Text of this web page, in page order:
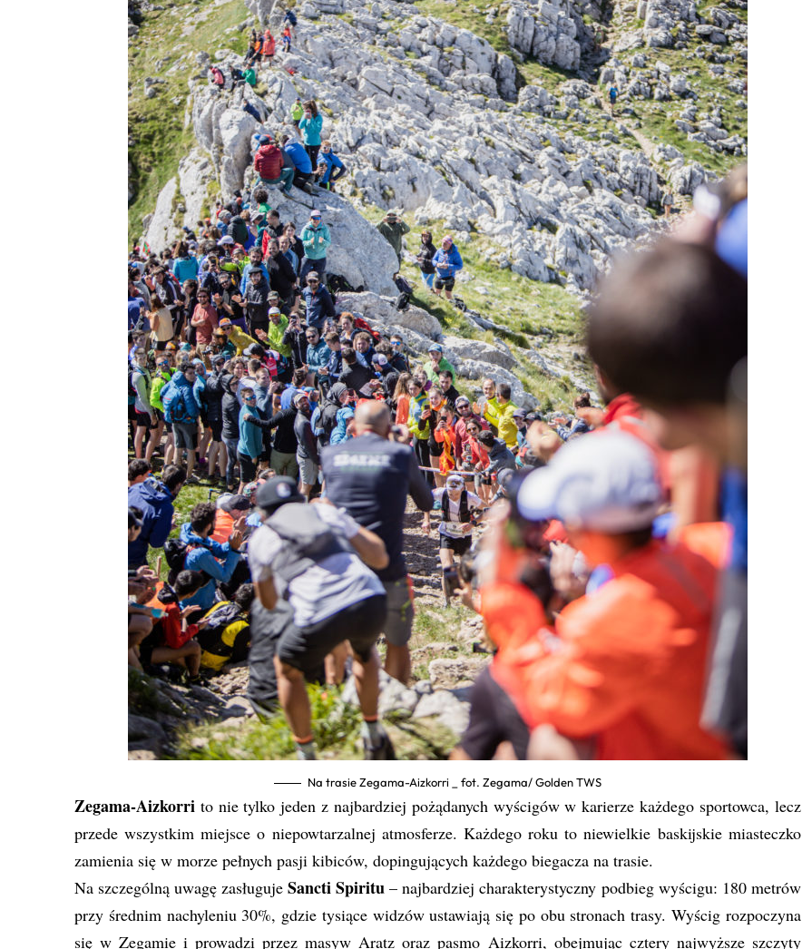
Na trasie Zegama-Aizkorri _ fot. Zegama/ Golden TWS
Zegama-Aizkorri to nie tylko jeden z najbardziej pożądanych wyścigów w karierze każdego sportowca, lecz
przede wszystkim miejsce o niepowtarzalnej atmosferze. Każdego roku to niewielkie baskijskie miasteczko
zamienia się w morze pełnych pasji kibiców, dopingujących każdego biegacza na trasie.
Na szczególną uwagę zasługujeSancti Spiritu– najbardziej charakterystyczny podbieg wyścigu: 180 metrów
przy średnim nachyleniu 30%, gdzie tysiące widzów ustawiają się po obu stronach trasy. Wyścig rozpoczyna
się w Zegamie i prowadzi przez masyw Aratz oraz pasmo Aizkorri, obejmując cztery najwyższe szczyty